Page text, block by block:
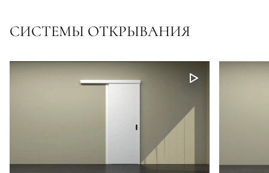
СИСТЕМЫ ОТКРЫВАНИЯ